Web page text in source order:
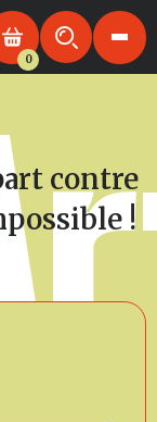
0
contre
!